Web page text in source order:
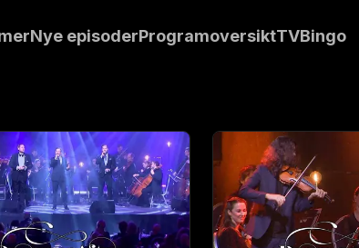
Nye episoderProgramoversiktTVBingo
Djupvik,
og Julie